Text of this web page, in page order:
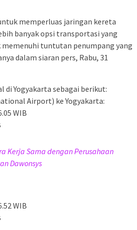
memperluas jaringan kereta
banyak opsi transportasi yang
memenuhi tuntutan penumpang yang
dalam siaran pers, Rabu, 31
di Yogyakarta sebagai berikut:
Airport) ke Yogyakarta:
WIB
Kerja Sama dengan Perusahaan
Dawonsys
WIB